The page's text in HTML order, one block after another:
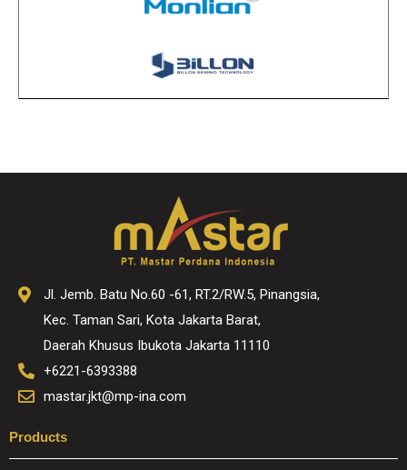
Jl. Jemb. Batu No.60 -61, RT.2/RW.5, Pinangsia,
Kec. Taman Sari, Kota Jakarta Barat,
Daerah Khusus Ibukota Jakarta 11110
+6221-6393388
mastar.jkt@mp-ina.com
Products